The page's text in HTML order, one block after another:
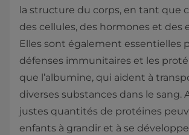
la structure du corps, en tant que
des cellules, des hormones et des
Elles sont également essentielles
défenses immunitaires et les
que l’albumine, qui aident à
diverses substances dans le sang.
justes quantités de protéines
enfants à grandir et à se